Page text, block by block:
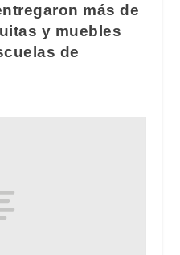
más de
y muebles
de